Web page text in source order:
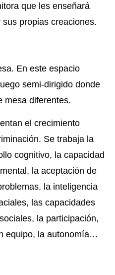
que les enseñará
propias creaciones.
En este espacio
semi-dirigido donde
mesa diferentes.
el crecimiento
Se trabaja la
cognitivo, la capacidad
la aceptación de
la inteligencia
las capacidades
la participación,
equipo, la autonomía…